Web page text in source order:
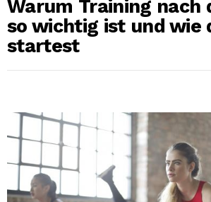
Warum Training nach
so wichtig ist und wie
startest